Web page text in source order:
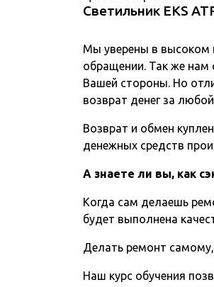
Светильник EKS
Мы уверены в высоком
обращении. Так же нам
Вашей стороны. Но
возврат денег за
Возврат и обмен
денежных средств
А знаете ли вы, как
Когда сам делаешь
будет выполнена
Делать ремонт
Наш курс обучения